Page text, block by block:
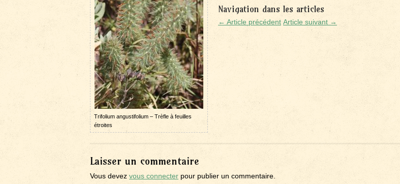
Trifolium angustifolium – Trèfle à feuilles
étroites
Navigation dans les articles
← Article précédent Article suivant →
Laisser un commentaire
Vous devez vous connecter pour publier un commentaire.